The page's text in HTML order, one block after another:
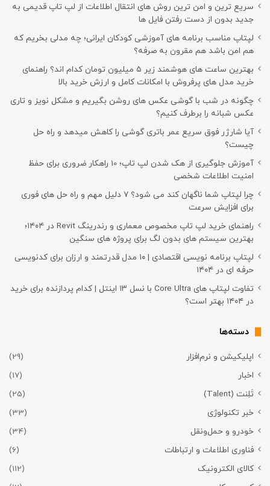
سریع ترین و امن ترین روش های انتقال اطلاعات از لپ تاپ قدیمی به
جدید بدون از دست رفتن فایل ها
لپتاپ مناسب برنامه های آموزشی کودکان ایرانی؛ چه مدلی بخریم که
هم امن باشد هم مقرون به صرفه؟
بهترین ساعت های هوشمند زیر ۵ میلیون تومان کدام اند؟ راهنمای
خرید مدل های پرفروش با امکانات کامل و ارزش خرید بالا
چگونه در شب با گوشی عکس های روشن بگیریم و مشکل نویز و تاری
عکس شبانه را برطرف کنیم؟
آیا شارژر فوق سریع عمر باتری گوشی را کاهش میدهد و راه حل
چیست؟
آموزش جلوگیری از هک شدن لپ تاپ؛ 10 راهکار ضروری برای حفظ
امنیت اطلاعات شخصی
چرا لپتاپ شما ناگهان کند می شود؟ ۷ دلیل مهم و راه حل های فوری
برای افزایش سرعت
راهنمای خرید لپ تاپ مخصوص معماری و رندرینگ Revit در ۱۴۰۴؛
بهترین سیستم های بدون لگ برای پروژه های سنگین
لپتاپ برنامه نویسی اقتصادی | ۱۰ مدل قدرتمند و ارزان برای کدنویسی
حرفه ای در ۱۴۰۴
تفاوت لپتاپ های Core Ultra با نسل ۱۳ اینتل | کدام پردازنده برای خرید
در ۱۴۰۴ بهتر است؟
دسته‌ها
اپلیکیشن و نرم‌افزار
(29)
اخبار
(17)
تَلِنت (Talent)
(25)
خبر تکنولوژی
(33)
خودرو و حمل‌و‌نقل
(34)
فناوری اطلاعات و ارتباطات
(6)
کالای الکترونیک
(112)